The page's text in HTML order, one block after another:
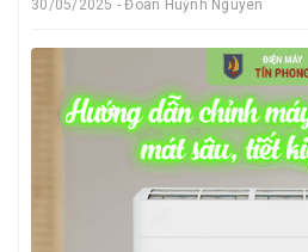
30/05/2025 - Đoàn Huỳnh Nguyên